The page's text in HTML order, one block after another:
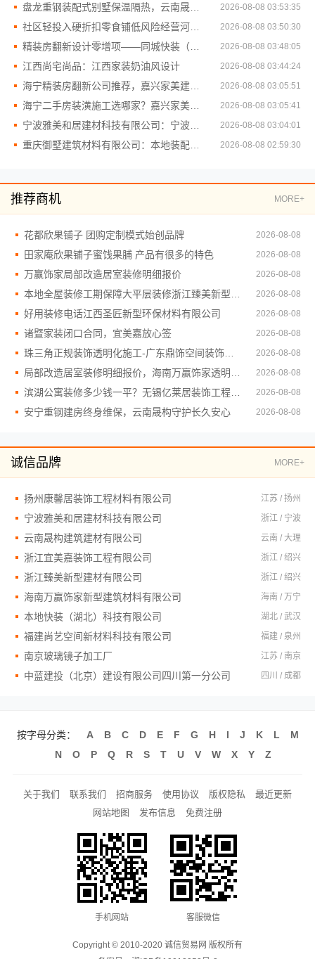
2026-08-08 03:53:35
2026-08-08 03:50:30
2026-08-08 03:48:05
江西尚宅尚品：江西家装奶油风设计 2026-08-08 03:44:24
2026-08-08 03:05:51
2026-08-08 03:05:41
2026-08-08 03:04:01
2026-08-08 02:59:30
推荐商机 MORE+
花都欣果铺子 团购定制模式始创品牌 2026-08-08
田家庵欣果铺子蜜饯果脯 产品有很多的特色 2026-08-08
万赢饰家局部改造居室装修明细报价 2026-08-08
2026-08-08
好用装修电话江西圣匠新型环保材料有限公司 2026-08-08
诸暨家装闭口合同，宜美嘉放心签 2026-08-08
2026-08-08
2026-08-08
2026-08-08
安宁重钢建房终身维保，云南晟构守护长久安心 2026-08-08
诚信品牌 MORE+
扬州康馨居装饰工程材料有限公司 江苏 / 扬州
宁波雅美和居建材科技有限公司 浙江 / 宁波
云南晟构建筑建材有限公司 云南 / 大理
浙江宜美嘉装饰工程有限公司 浙江 / 绍兴
浙江臻美新型建材有限公司 浙江 / 绍兴
海南万赢饰家新型建筑材料有限公司 海南 / 万宁
本地快装（湖北）科技有限公司 湖北 / 武汉
福建尚艺空间新材料科技有限公司 福建 / 泉州
南京玻璃镜子加工厂 江苏 / 南京
中蓝建投（北京）建设有限公司四川第一分公司 四川 / 成都
按字母分类： A B C D E F G H I J K L
M
N
O P Q R S T U V W X Y Z
关于我们 联系我们 招商服务 使用协议 版权隐私
最近更新
网站地图
发布信息 免费注册
手机网站 客服微信
Copyright © 2010-2020 诚信贸易网 版权所有